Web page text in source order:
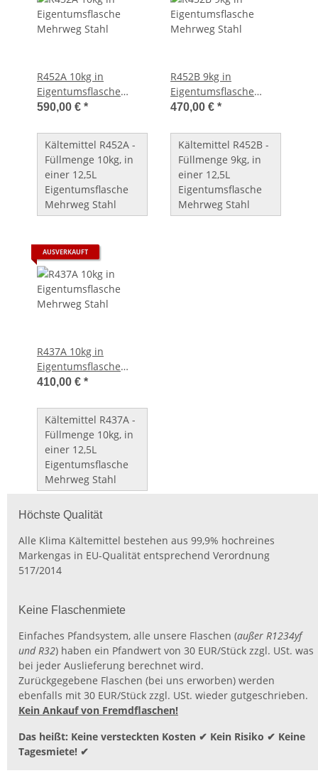
R452A 10kg in
Eigentumsflasche
Mehrweg Stahl
590,00 € *
Kältemittel R452A -
Füllmenge 10kg, in
einer 12,5L
Eigentumsflasche
Mehrweg Stahl
R452B 9kg in
Eigentumsflasche
Mehrweg Stahl
470,00 € *
Kältemittel R452B -
Füllmenge 9kg, in
einer 12,5L
Eigentumsflasche
Mehrweg Stahl
AUSVERKAUFT
R437A 10kg in
Eigentumsflasche
Mehrweg Stahl
410,00 € *
Kältemittel R437A -
Füllmenge 10kg, in
einer 12,5L
Eigentumsflasche
Mehrweg Stahl
Höchste Qualität
Alle Klima Kältemittel bestehen aus 99,9% hochreines
Markengas in EU-Qualität entsprechend Verordnung
517/2014
Keine Flaschenmiete
Einfaches Pfandsystem, alle unsere Flaschen (außer R1234yf
und R32) haben ein Pfandwert von 30 EUR/Stück zzgl. USt. was
bei jeder Auslieferung berechnet wird.
Zurückgegebene Flaschen (bei uns erworben) werden
ebenfalls mit 30 EUR/Stück zzgl. USt. wieder gutgeschrieben.
Kein Ankauf von Fremdflaschen!
Das heißt: Keine versteckten Kosten ✔ Kein Risiko ✔ Keine
Tagesmiete! ✔